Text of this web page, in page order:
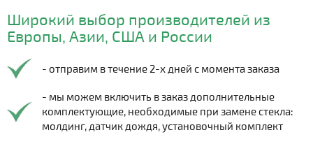
Широкий выбор производителей из
Европы, Азии, США и России
- отправим в течение 2-х дней с момента заказа
- мы можем включить в заказ дополнительные
комплектующие, необходимые при замене стекла:
молдинг, датчик дождя, установочный комплект